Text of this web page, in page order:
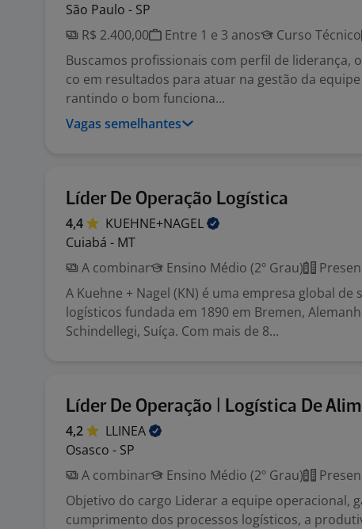
São Paulo - SP
R$ 2.400,00
Entre 1 e 3 anos Curso Técnico
Buscamos profissionais com perfil de liderança,
co em resultados para atuar na gestão da
rantindo o bom funciona...
Vagas semelhantes
Líder De Operação Logística
4,4
KUEHNE+NAGEL
Cuiabá - MT
A combinar
Ensino Médio (2º Grau)
A Kuehne + Nagel (KN) é uma empresa global de
logísticos fundada em 1890 em Bremen,
Schindellegi, Suíça. Com mais de 8...
Líder De Operação | Logística De
4,2
LLINEA
Osasco - SP
A combinar
Ensino Médio (2º Grau)
Objetivo do cargo Liderar a equipe operacional,
cumprimento dos processos logísticos, a